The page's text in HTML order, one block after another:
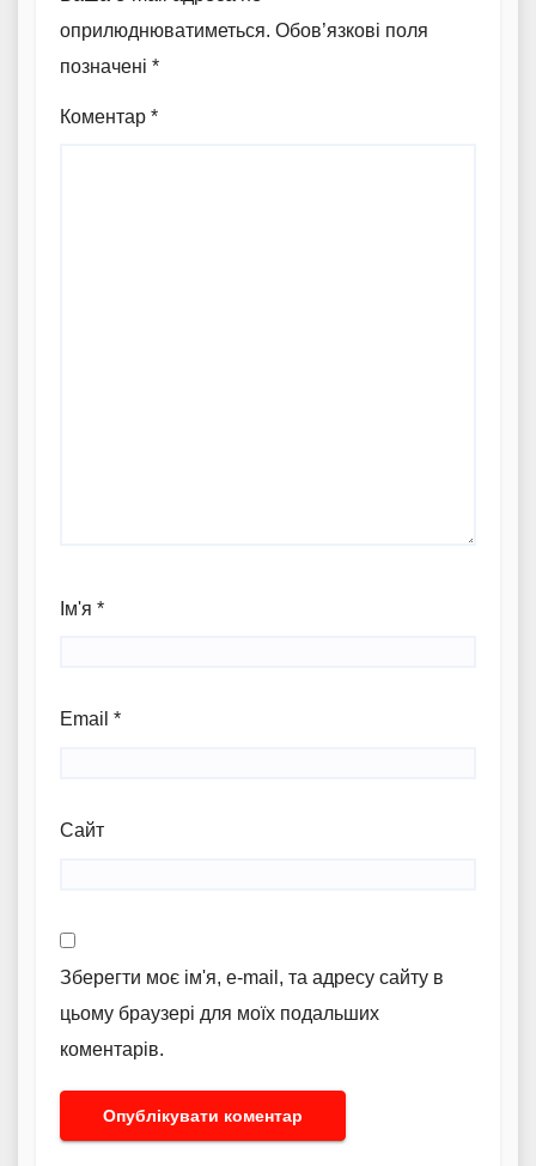
оприлюднюватиметься. Обов’язкові поля
позначені *
Коментар *
Ім'я *
Email *
Сайт
Зберегти моє ім'я, e-mail, та адресу сайту в
цьому браузері для моїх подальших
коментарів.